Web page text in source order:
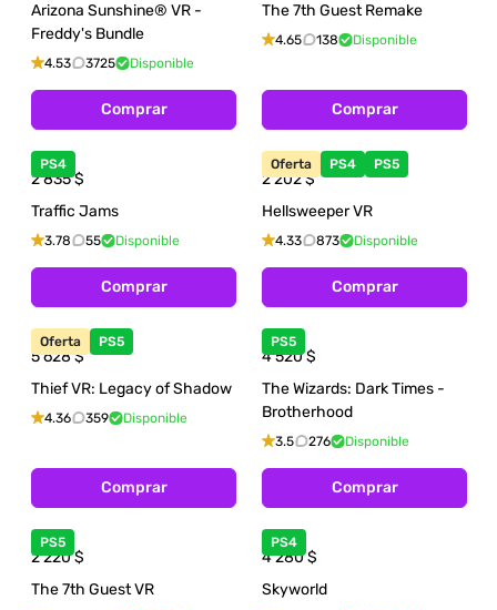
Arizona Sunshine® VR -
Freddy's Bundle
4.53 3725 Disponible
Comprar
The 7th Guest Remake
4.65 138 Disponible
Comprar
PS4
2 835$
Traffic Jams
3.78 55 Disponible
Comprar
Oferta PS4 PS5
2 202$
Hellsweeper VR
4.33 873 Disponible
Comprar
Oferta PS5
5 628$
Thief VR: Legacy of Shadow
4.36 359 Disponible
Comprar
PS5
4 520$
The Wizards: Dark Times -
Brotherhood
3.5 276 Disponible
Comprar
PS5
2 220$
The 7th Guest VR
PS4
4 280$
Skyworld